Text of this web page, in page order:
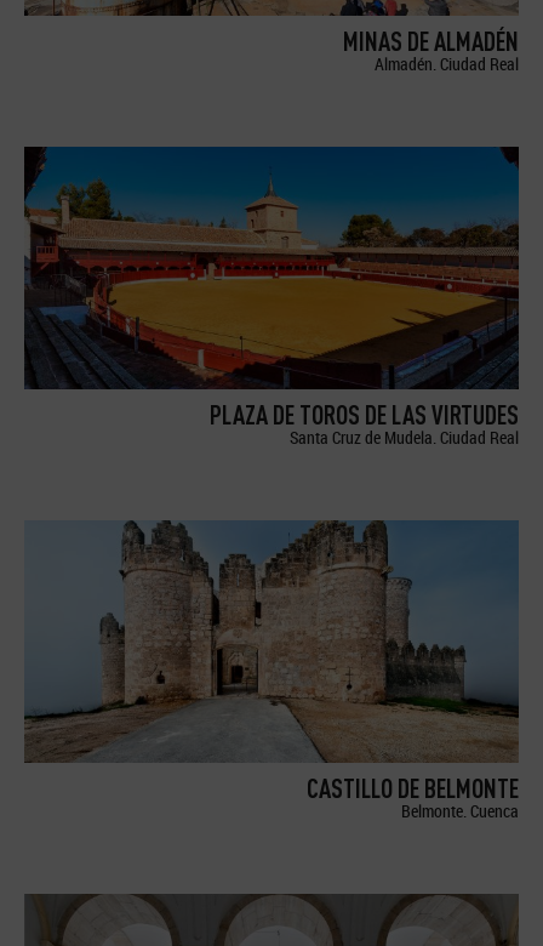
MINAS DE ALMADÉN
Almadén. Ciudad Real
PLAZA DE TOROS DE LAS VIRTUDES
Santa Cruz de Mudela. Ciudad Real
CASTILLO DE BELMONTE
Belmonte. Cuenca